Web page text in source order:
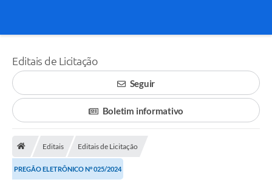
Editais de Licitação
Seguir
Boletim informativo
Editais Editais de Licitação
PREGÃO ELETRÔNICO N° 025/2024